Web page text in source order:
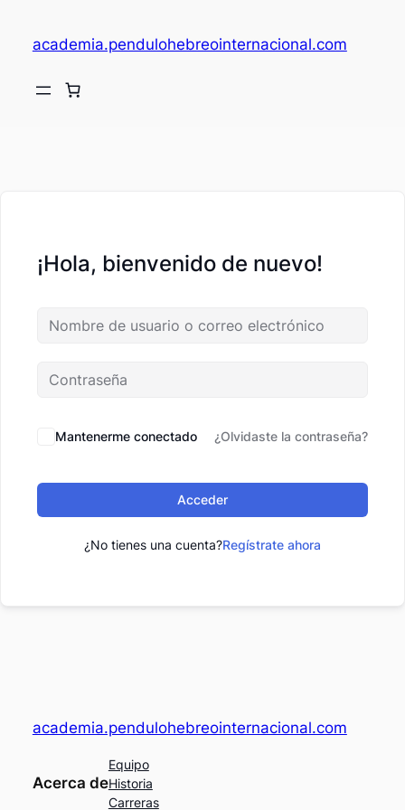
academia.pendulohebreointernacional.com
¡Hola, bienvenido de nuevo!
Mantenerme conectado ¿Olvidaste la contraseña?
Acceder
¿No tienes una cuenta?Regístrate ahora
academia.pendulohebreointernacional.com
Acerca de
Equipo
Historia
Carreras